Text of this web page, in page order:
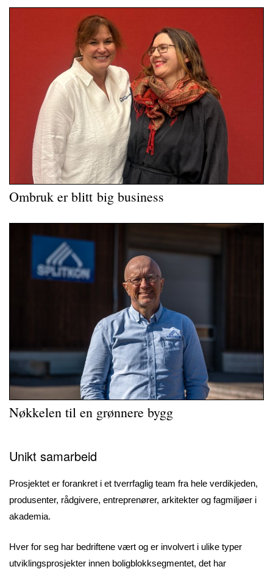
Ombruk er blitt big business
Nøkkelen til en grønnere bygg
Unikt samarbeid
Prosjektet er forankret i et tverrfaglig team fra hele verdikjeden,
produsenter, rådgivere, entreprenører, arkitekter og fagmiljøer i
akademia.
Hver for seg har bedriftene vært og er involvert i ulike typer
utviklingsprosjekter innen boligblokksegmentet, det har